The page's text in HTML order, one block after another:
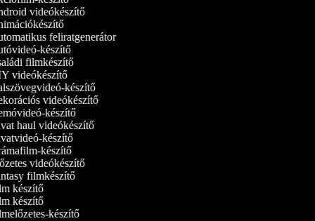
videókészítő
feliratgenerátor
készítő
filmkészítő
videókészítő
készítő
videókészítő
haul videókészítő
készítő
készítő
videókészítő
filmkészítő
készítő
készítő
készítő